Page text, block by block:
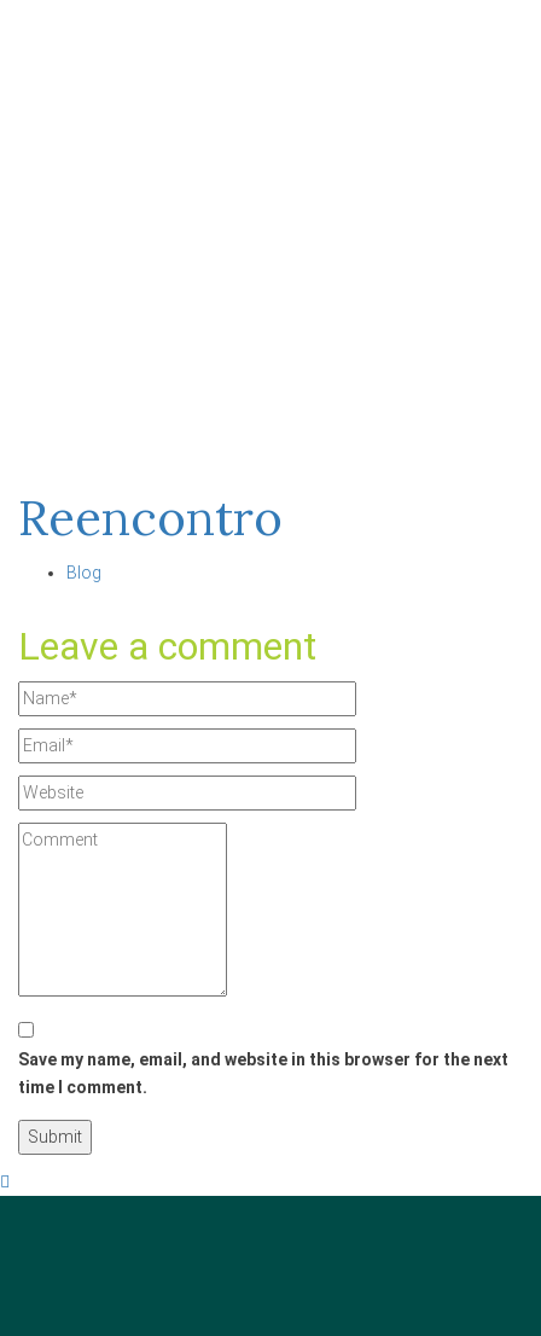
Reencontro
Blog
Leave a comment
Save my name, email, and website in this browser for the next
time I comment.